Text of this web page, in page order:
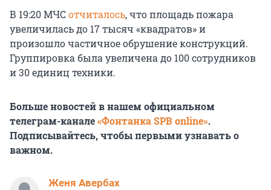
В 19:20 МЧСотчиталось, что площадь пожара
увеличилась до 17 тысяч «квадратов» и
произошло частичное обрушение конструкций.
Группировка была увеличена до 100 сотрудников
и 30 единиц техники.
Больше новостей в нашем официальном
телеграм-канале«Фонтанка SPB online».
Подписывайтесь, чтобы первыми узнавать о
важном.
Женя Авербах